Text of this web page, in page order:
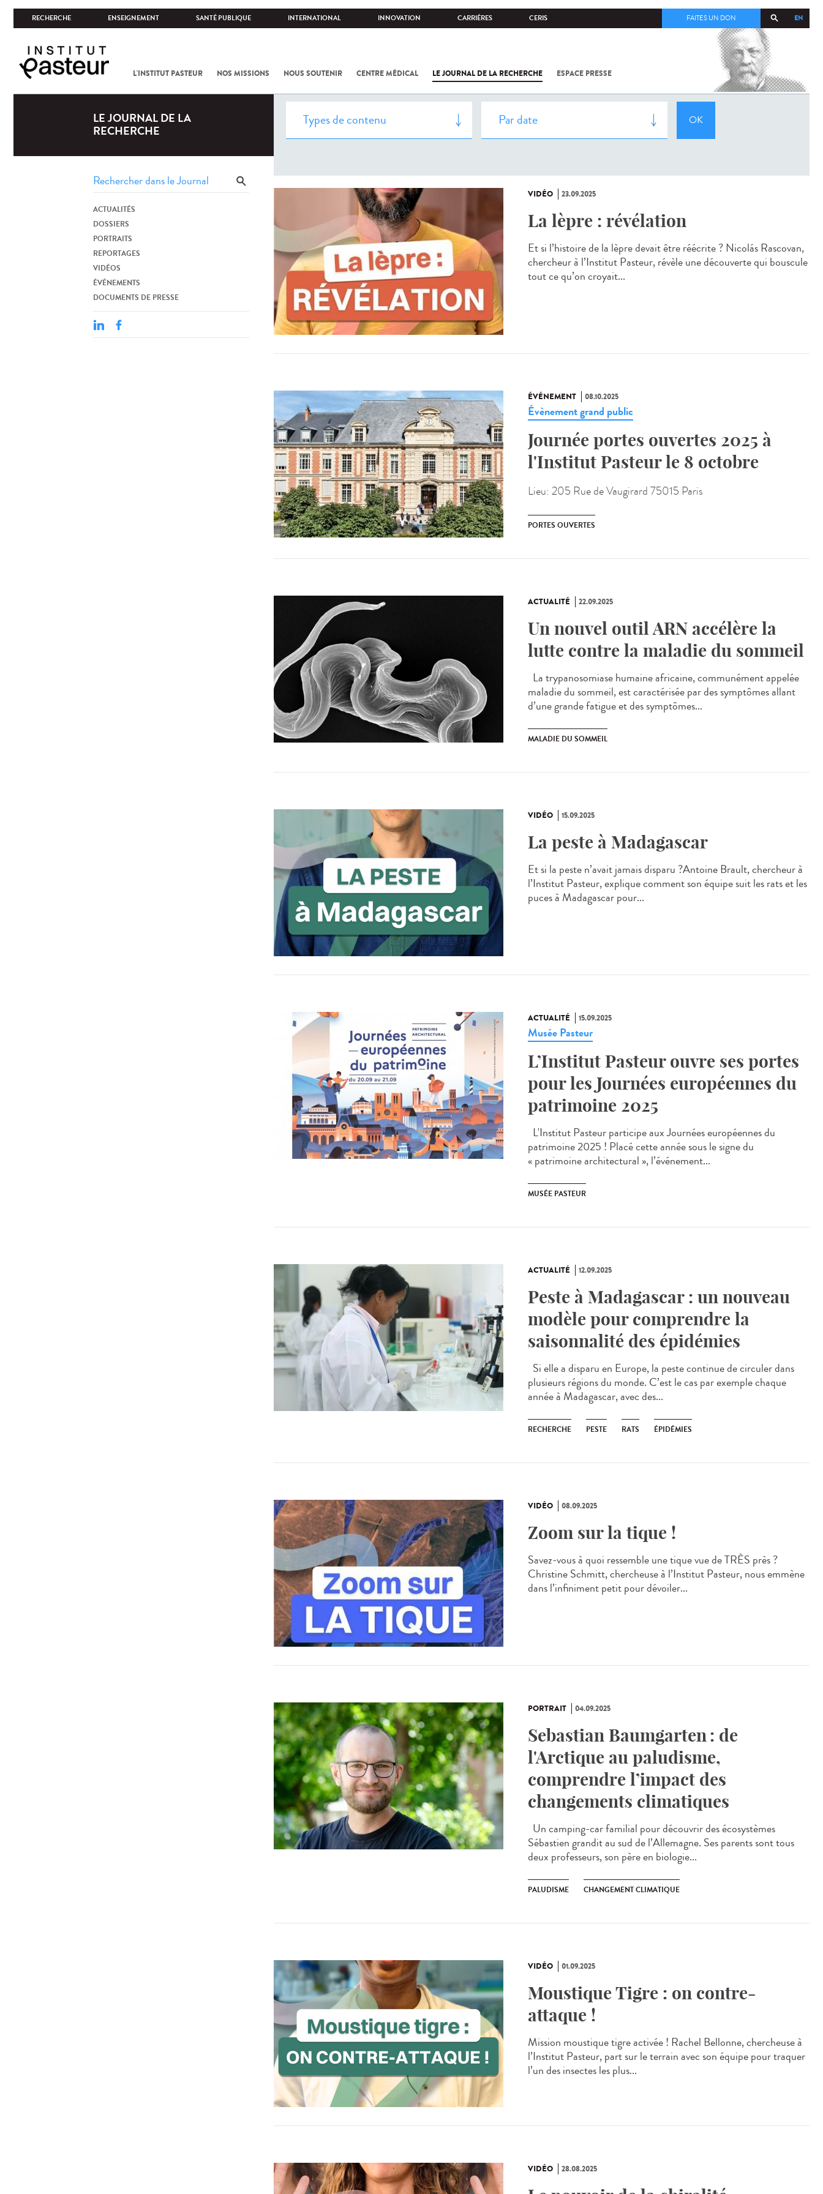
RECHERCHE ENSEIGNEMENT SANTÉ PUBLIQUE INTERNATIONAL INNOVATION CARRIÈRES CERIS EN
FAITES UN DON
L'INSTITUT PASTEUR NOS MISSIONS NOUS SOUTENIR CENTRE MÉDICAL LE JOURNAL DE LA RECHERCHE ESPACE PRESSE
COV-2 /
L'INSTITUT
PASTEUR
LE JOURNAL DE LA
RECHERCHE
ACTUALITÉS
DOSSIERS
PORTRAITS
REPORTAGES
VIDÉOS
ÉVÉNEMENTS
DOCUMENTS DE PRESSE
VIDÉO 23.09.2025
La lèpre : révélation
Et si l’histoire de la lèpre devait être réécrite ? Nicolás Rascovan,
chercheur à l’Institut Pasteur, révèle une découverte qui bouscule
tout ce qu’on croyait...
ÉVÉNEMENT 08.10.2025
Évènement grand public
Journée portes ouvertes 2025 à
l'Institut Pasteur le 8 octobre
Lieu: 205 Rue de Vaugirard 75015 Paris
PORTES OUVERTES
ACTUALITÉ 22.09.2025
Un nouvel outil ARN accélère la
lutte contre la maladie du sommeil
La trypanosomiase humaine africaine, communément appelée
maladie du sommeil, est caractérisée par des symptômes allant
d’une grande fatigue et des symptômes...
MALADIE DU SOMMEIL
VIDÉO 15.09.2025
La peste à Madagascar
Et si la peste n’avait jamais disparu ?Antoine Brault, chercheur à
l’Institut Pasteur, explique comment son équipe suit les rats et les
puces à Madagascar pour...
ACTUALITÉ 15.09.2025
Musée Pasteur
L’Institut Pasteur ouvre ses portes
pour les Journées européennes du
patrimoine 2025
L'Institut Pasteur participe aux Journées européennes du
patrimoine 2025 ! Placé cette année sous le signe du
« patrimoine architectural », l’événement...
MUSÉE PASTEUR
ACTUALITÉ 12.09.2025
Peste à Madagascar : un nouveau
modèle pour comprendre la
saisonnalité des épidémies
Si elle a disparu en Europe, la peste continue de circuler dans
plusieurs régions du monde. C’est le cas par exemple chaque
année à Madagascar, avec des...
RECHERCHE PESTE RATS ÉPIDÉMIES
VIDÉO 08.09.2025
Zoom sur la tique !
Savez-vous à quoi ressemble une tique vue de TRÈS près ?
Christine Schmitt, chercheuse à l’Institut Pasteur, nous emmène
dans l’infiniment petit pour dévoiler...
PORTRAIT 04.09.2025
Sebastian Baumgarten : de
l'Arctique au paludisme,
comprendre l’impact des
changements climatiques
Un camping-car familial pour découvrir des écosystèmes
Sébastien grandit au sud de l’Allemagne. Ses parents sont tous
deux professeurs, son père en biologie...
PALUDISME CHANGEMENT CLIMATIQUE
VIDÉO 01.09.2025
Moustique Tigre : on contre-
attaque !
Mission moustique tigre activée ! Rachel Bellonne, chercheuse à
l’Institut Pasteur, part sur le terrain avec son équipe pour traquer
l’un des insectes les plus...
VIDÉO 28.08.2025